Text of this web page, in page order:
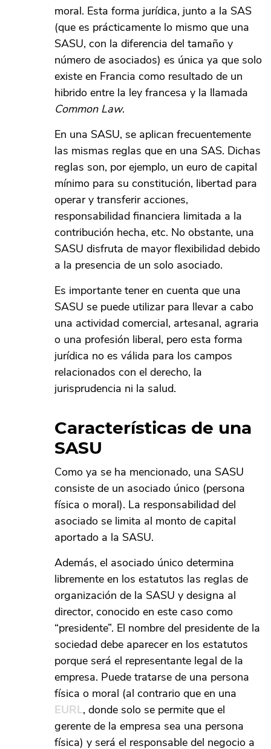
moral. Esta forma jurídica, junto a la SAS
(que es prácticamente lo mismo que una
SASU, con la diferencia del tamaño y
número de asociados) es única ya que solo
existe en Francia como resultado de un
hibrido entre la ley francesa y la llamada
Common Law.
En una SASU, se aplican frecuentemente
las mismas reglas que en una SAS. Dichas
reglas son, por ejemplo, un euro de capital
mínimo para su constitución, libertad para
operar y transferir acciones,
responsabilidad financiera limitada a la
contribución hecha, etc. No obstante, una
SASU disfruta de mayor flexibilidad debido
a la presencia de un solo asociado.
Es importante tener en cuenta que una
SASU se puede utilizar para llevar a cabo
una actividad comercial, artesanal, agraria
o una profesión liberal, pero esta forma
jurídica no es válida para los campos
relacionados con el derecho, la
jurisprudencia ni la salud.
Características de una
SASU
Como ya se ha mencionado, una SASU
consiste de un asociado único (persona
física o moral). La responsabilidad del
asociado se limita al monto de capital
aportado a la SASU.
Además, el asociado único determina
libremente en los estatutos las reglas de
organización de la SASU y designa al
director, conocido en este caso como
“presidente”. El nombre del presidente de la
sociedad debe aparecer en los estatutos
porque será el representante legal de la
empresa. Puede tratarse de una persona
física o moral (al contrario que en una
EURL, donde solo se permite que el
gerente de la empresa sea una persona
física) y será el responsable del negocio a